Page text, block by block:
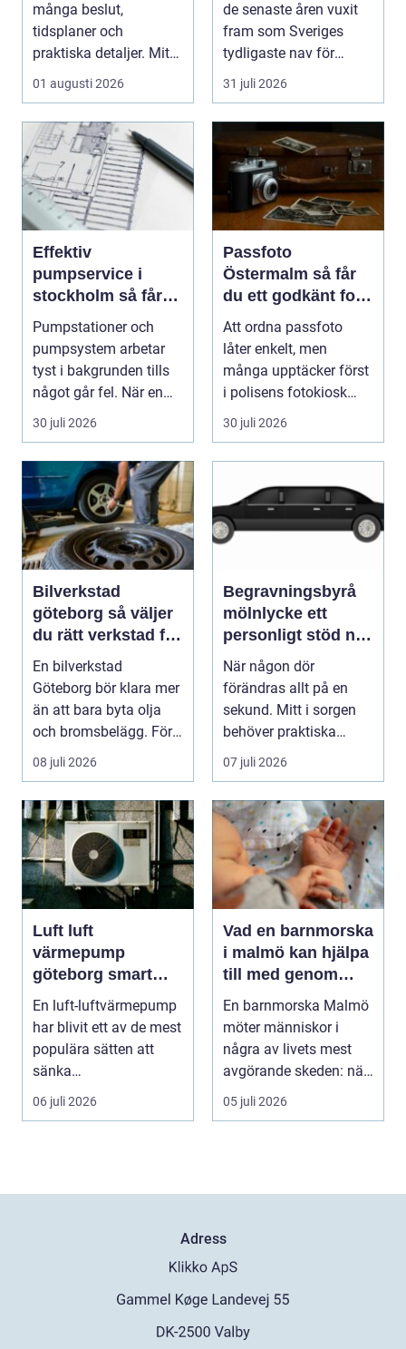
många beslut,
tidsplaner och
praktiska detaljer. Mitt i
allt hamnar flyttstädn...
01 augusti 2026
de senaste åren vuxit
fram som Sveriges
tydligaste nav för
livehumor....
31 juli 2026
Effektiv
pumpservice i
stockholm så får
du driftsäkra
anläggningar året
runt
Pumpstationer och
pumpsystem arbetar
tyst i bakgrunden tills
något går fel. När en
pump stannar hand...
30 juli 2026
Passfoto
Östermalm så får
du ett godkänt foto
utan stress
Att ordna passfoto
låter enkelt, men
många upptäcker först
i polisens fotokiosk
eller hos fotografen...
30 juli 2026
Bilverkstad
göteborg så väljer
du rätt verkstad för
din bil
En bilverkstad
Göteborg bör klara mer
än att bara byta olja
och bromsbelägg. För
många bilägare i oc...
08 juli 2026
Begravningsbyrå
mölnlycke ett
personligt stöd när
någon gått bort
När någon dör
förändras allt på en
sekund. Mitt i sorgen
behöver praktiska
frågor få svar: var ska
b...
07 juli 2026
Luft luft
värmepump
göteborg smart
värme för
kustklimat
En luft-luftvärmepump
har blivit ett av de mest
populära sätten att
sänka
uppvärmningskostnad
er och ...
06 juli 2026
Vad en barnmorska
i malmö kan hjälpa
till med genom
livets olika faser
En barnmorska Malmö
möter människor i
några av livets mest
avgörande skeden: när
en graviditet plane...
05 juli 2026
Adress